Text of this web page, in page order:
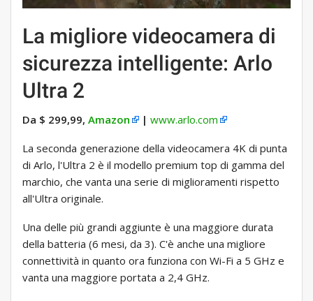
La migliore videocamera di
sicurezza intelligente: Arlo
Ultra 2
Da $ 299,99, Amazon | www.arlo.com
La seconda generazione della videocamera 4K di punta
di Arlo, l'Ultra 2 è il modello premium top di gamma del
marchio, che vanta una serie di miglioramenti rispetto
all'Ultra originale.
Una delle più grandi aggiunte è una maggiore durata
della batteria (6 mesi, da 3). C'è anche una migliore
connettività in quanto ora funziona con Wi-Fi a 5 GHz e
vanta una maggiore portata a 2,4 GHz.